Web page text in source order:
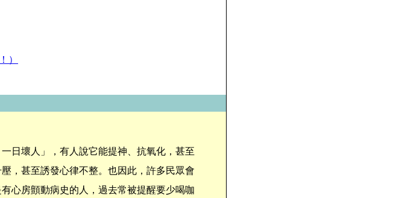
）
日壞人」，有人說它能提神、抗氧化，甚至
，甚至誘發心律不整。也因此，許多民眾會
心房顫動病史的人，過去常被提醒要少喝咖